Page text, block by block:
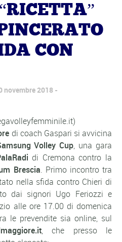
CON
novembre 2018
di coach Gaspari si avvicina
Volley Cup, una gara
di Cremona contro la
Brescia. Primo incontro tra
nella sfida contro Chieri di
dai signori Ugo Feriozzi e
alle ore 17.00 di domenica
le prevendite sia online, sul
, che presso le